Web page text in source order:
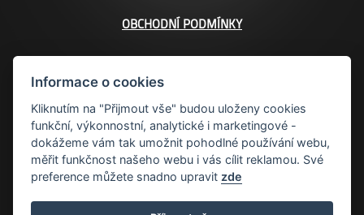
OBCHODNÍ PODMÍNKY
MAPA STRÁNEK
PROHLAŠENÍ O PŘÍSTUPNOSTI
COOKIE
Informace o cookies
Kliknutím na "Přijmout vše" budou uloženy cookies
funkční, výkonnostní, analytické i marketingové -
dokážeme vám tak umožnit pohodlné používání webu,
měřit funkčnost našeho webu i vás cílit reklamou. Své
preference můžete snadno upravit zde